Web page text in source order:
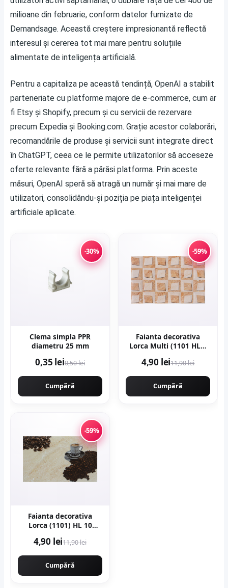
milioane din februarie, conform datelor furnizate de
Demandsage. Această creștere impresionantă reflectă
interesul și cererea tot mai mare pentru soluțiile
alimentate de inteligența artificială.
Pentru a capitaliza pe această tendință, OpenAI a stabilit
parteneriate cu platforme majore de e-commerce, cum ar
fi Etsy și Shopify, precum și cu servicii de rezervare
precum Expedia și Booking.com. Grație acestor colaborări,
recomandările de produse și servicii sunt integrate direct
în ChatGPT, ceea ce le permite utilizatorilor să acceseze
oferte relevante fără a părăsi platforma. Prin aceste
măsuri, OpenAI speră să atragă un număr și mai mare de
utilizatori, consolidându-și poziția pe piața inteligenței
artificiale aplicate.
-30%
Clema simpla PPR
diametru 25 mm
0,35 lei0,50 lei
Cumpără
-59%
Faianta decorativa
Lorca Multi (1101 HL1)
4,90 lei11,90 lei
Cumpără
-59%
Faianta decorativa
Lorca (1101) HL 10
4,90 lei11,90 lei
Cumpără